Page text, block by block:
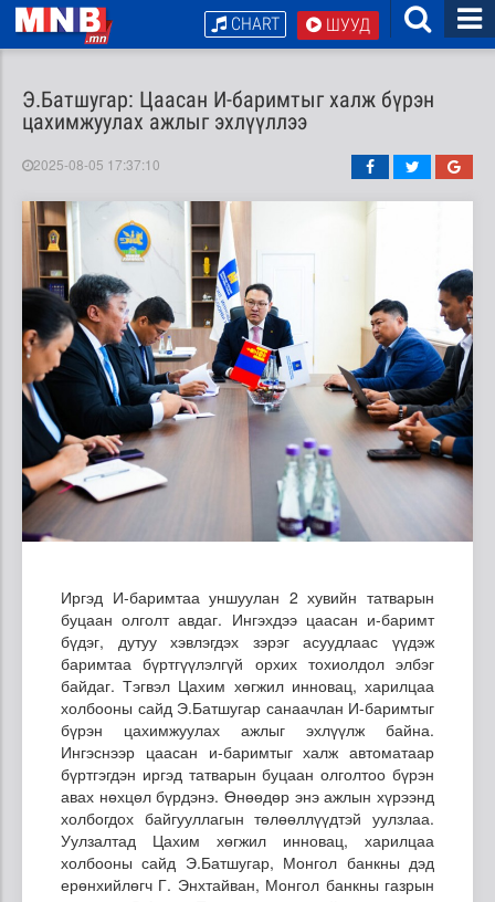
ШУУД
CHART
Э.Батшугар: Цаасан И-баримтыг халж бүрэн
цахимжуулах ажлыг эхлүүллээ
2025-08-05 17:37:10
Иргэд И-баримтаа уншуулан 2 хувийн татварын
буцаан олголт авдаг. Ингэхдээ цаасан и-баримт
бүдэг, дутуу хэвлэгдэх зэрэг асуудлаас үүдэж
баримтаа бүртгүүлэлгүй орхих тохиолдол элбэг
байдаг. Тэгвэл Цахим хөгжил инновац, харилцаа
холбооны сайд Э.Батшугар санаачлан И-баримтыг
бүрэн цахимжуулах ажлыг эхлүүлж байна.
Ингэснээр цаасан и-баримтыг халж автоматаар
бүртгэгдэн иргэд татварын буцаан олголтоо бүрэн
авах нөхцөл бүрдэнэ. Өнөөдөр энэ ажлын хүрээнд
холбогдох байгууллагын төлөөллүүдтэй уулзлаа.
Уулзалтад Цахим хөгжил инновац, харилцаа
холбооны сайд Э.Батшугар, Монгол банкны дэд
ерөнхийлөгч Г. Энхтайван, Монгол банкны газрын